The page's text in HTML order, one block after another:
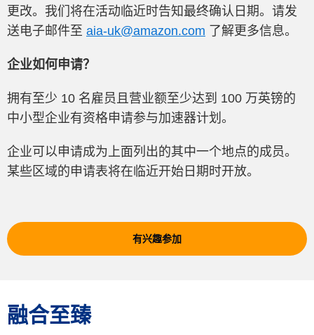
更改。我们将在活动临近时告知最终确认日期。请发
送电子邮件至 aia-uk@amazon.com 了解更多信息。
企业如何申请？
拥有至少 10 名雇员且营业额至少达到 100 万英镑的
中小型企业有资格申请参与加速器计划。
企业可以申请成为上面列出的其中一个地点的成员。
某些区域的申请表将在临近开始日期时开放。
有兴趣参加
融合至臻